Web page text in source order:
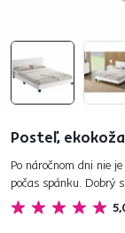
Posteľ,
Po náročnom dni nie
počas spánku. Dobrý
DANETA neponúka